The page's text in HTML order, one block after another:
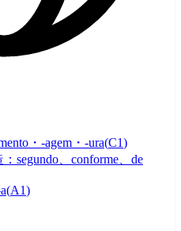
・-agem・-ura(C1)
segundo、conforme、de
(A1)